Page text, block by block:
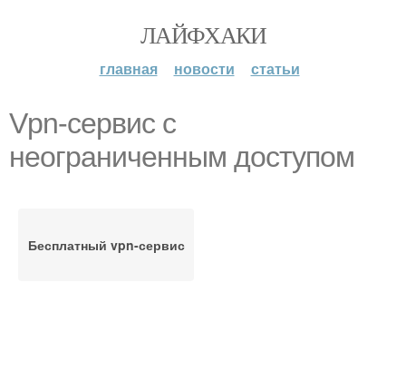
ЛАЙФХАКИ
главная новости статьи
Vpn-сервис с
неограниченным доступом
Бесплатный vpn-сервис